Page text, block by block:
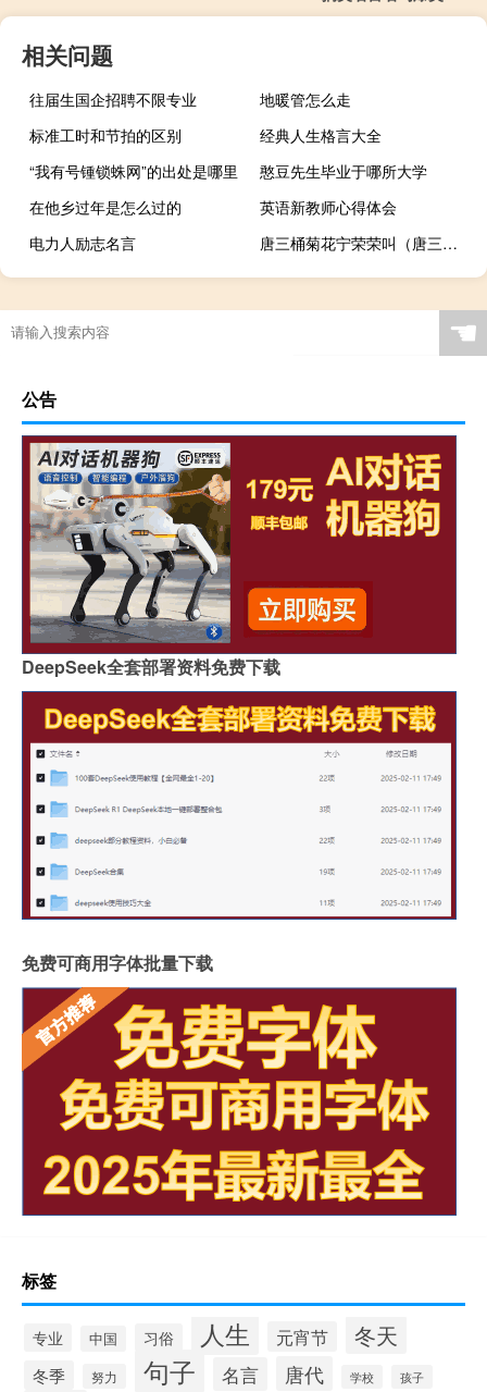
相关问题
往届生国企招聘不限专业
地暖管怎么走
标准工时和节拍的区别
经典人生格言大全
“我有号锺锁蛛网”的出处是哪里
憨豆先生毕业于哪所大学
在他乡过年是怎么过的
英语新教师心得体会
电力人励志名言
唐三桶菊花宁荣荣叫（唐三给宁荣荣下药）
☚
公告
DeepSeek全套部署资料免费下载
免费可商用字体批量下载
标签
专业 中国 习俗 人生 元宵节 冬天
冬季 努力 句子 名言 唐代 学校 孩子